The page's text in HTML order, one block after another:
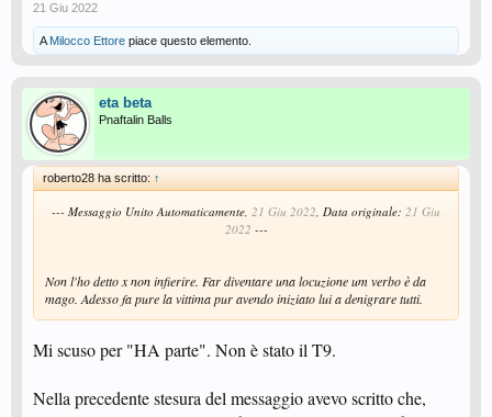
21 Giu 2022
A Milocco Ettore piace questo elemento.
eta beta
Pnaftalin Balls
roberto28 ha scritto: ↑
--- Messaggio Unito Automaticamente, 21 Giu 2022, Data originale: 21 Giu
2022 ---
Non l'ho detto x non infierire. Far diventare una locuzione um verbo è da
mago. Adesso fa pure la vittima pur avendo iniziato lui a denigrare tutti.
Mi scuso per "HA parte". Non è stato il T9.
Nella precedente stesura del messaggio avevo scritto che,